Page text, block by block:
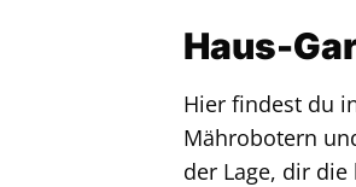
Haus-
Hier findest du
Mährobotern
der Lage, dir